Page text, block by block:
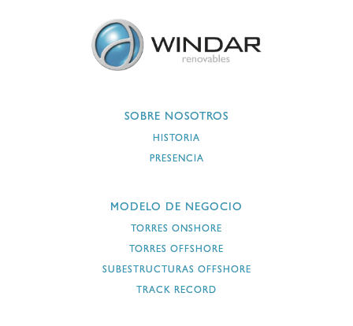
SOBRE NOSOTROS
HISTORIA
PRESENCIA
MODELO DE NEGOCIO
TORRES ONSHORE
TORRES OFFSHORE
SUBESTRUCTURAS OFFSHORE
TRACK RECORD